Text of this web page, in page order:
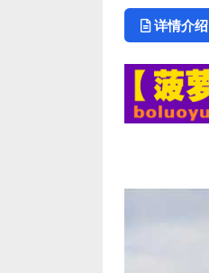
详情介绍